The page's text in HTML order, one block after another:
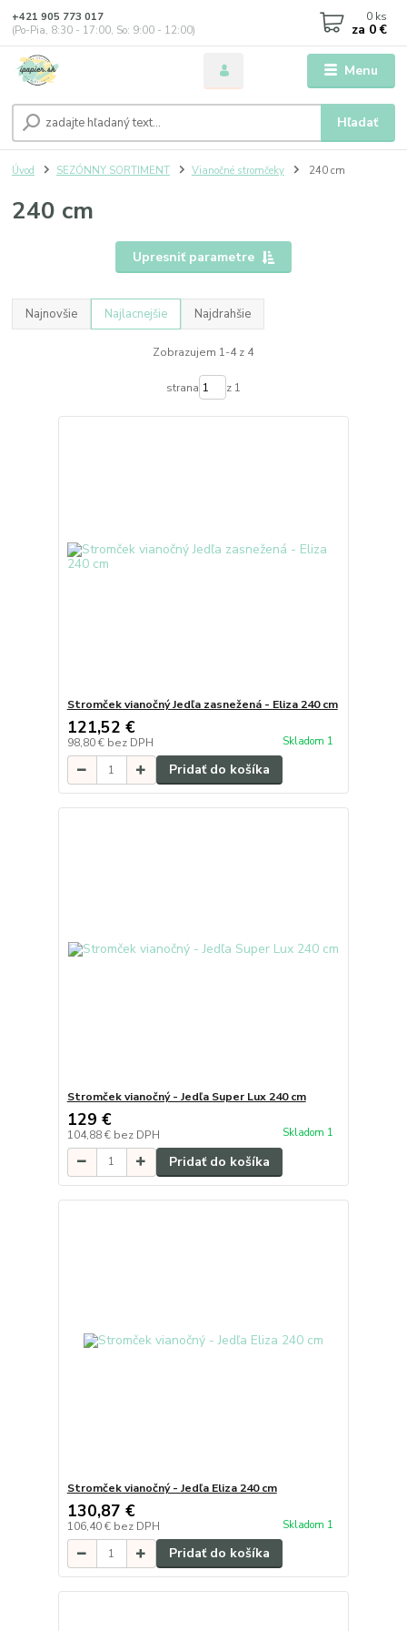
Menu
Hľadať
+421 905 773 017
(Po-Pia, 8:30 - 17:00, So: 9:00 - 12:00)
0 ks
za 0 €
Úvod SEZÓNNY SORTIMENT Vianočné stromčeky 240 cm
240 cm
Upresniť parametre
Najnovšie Najlacnejšie Najdrahšie
Zobrazujem 1-4 z 4
strana z 1
Stromček vianočný Jedľa zasnežená - Eliza 240 cm
121,52 €
98,80 € bez DPH Skladom 1
Pridať do košíka
Stromček vianočný - Jedľa Super Lux 240 cm
129 €
104,88 € bez DPH Skladom 1
Pridať do košíka
Stromček vianočný - Jedľa Eliza 240 cm
130,87 €
106,40 € bez DPH Skladom 1
Pridať do košíka